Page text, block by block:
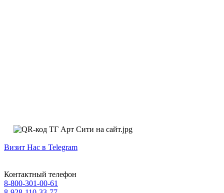
Визит Нас в Telegram
Контактный телефон
8-800-301-00-61